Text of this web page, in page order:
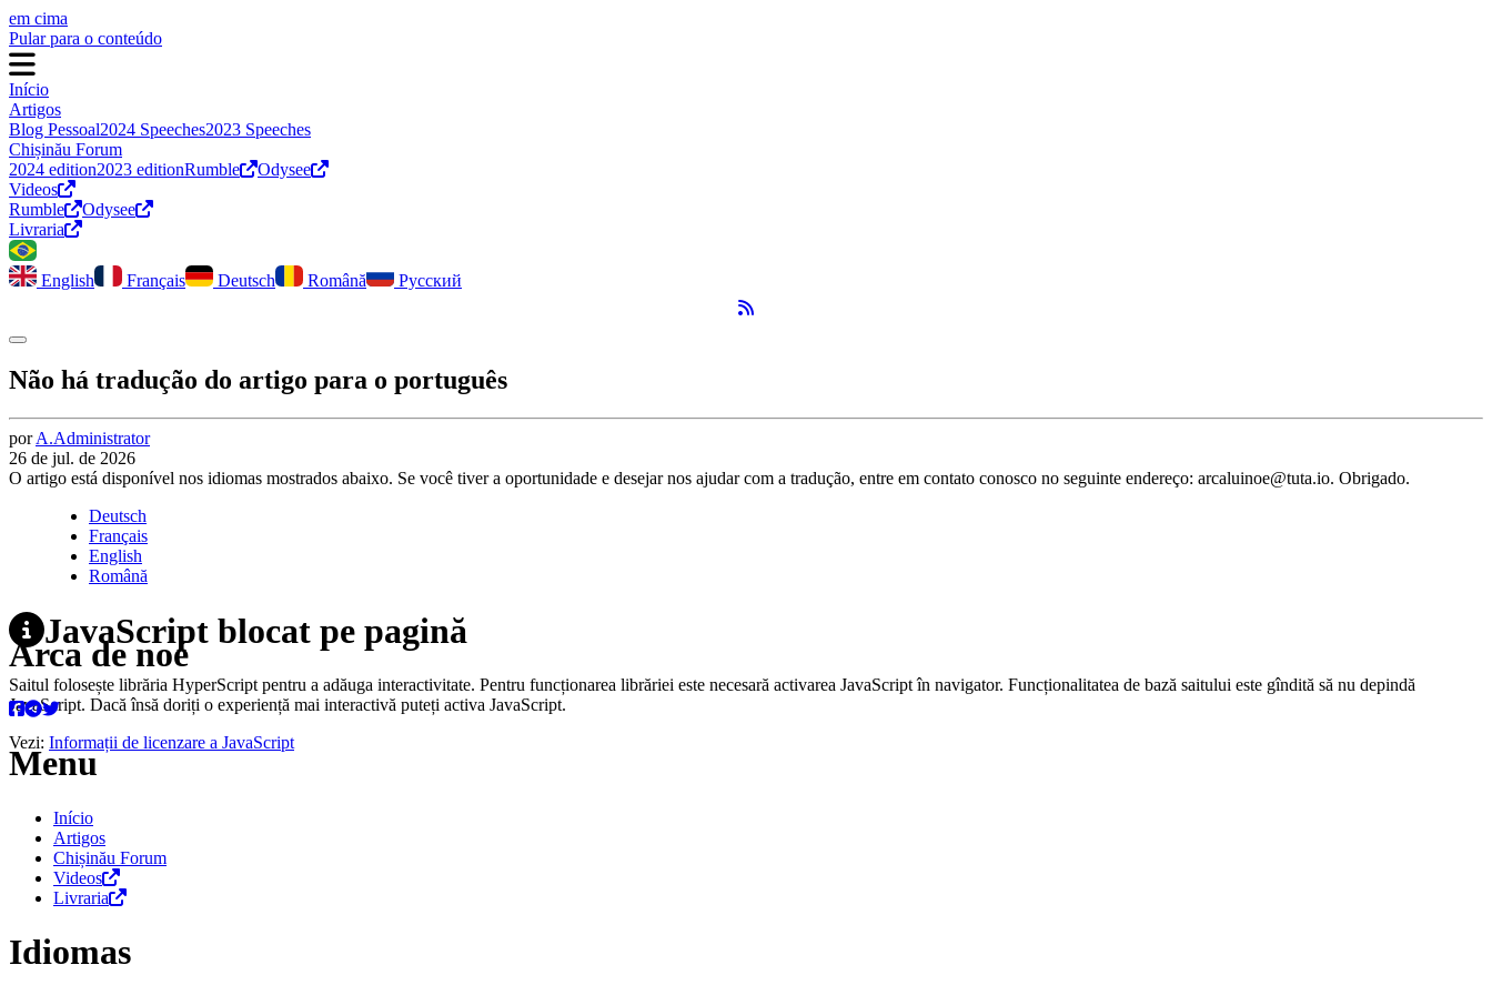
em cima
Pular para o conteúdo
Início
Artigos
Blog Pessoal2024 Speeches2023 Speeches
Chișinău Forum
2024 edition2023 editionRumble
Odysee
Videos
Rumble
Odysee
Livraria
English Français Deutsch Română
Русский
Feed RSS
Alternar modo escuro
Não há tradução do artigo para o português
porA.Administrator
26 de jul. de 2026
O artigo está disponível nos idiomas mostrados abaixo. Se você tiver a oportunidade e desejar nos ajudar com a tradução, entre em contato conosco no seguinte endereço: arcaluinoe@tuta.io. Obrigado.
Deutsch
Français
English
Română
JavaScript blocat pe pagină
Saitul folosește librăria HyperScript pentru a adăuga interactivitate. Pentru funcționarea librăriei este necesară activarea JavaScript în navigator. Funcționalitatea de bază saitului este gîndită să nu depindă
JavaScript. Dacă însă doriți o experiență mai interactivă puteți activa JavaScript.
Vezi: Informații de licenzare a JavaScript
Arca de noé
Menu
Início
Artigos
Chișinău Forum
Videos
Livraria
Idiomas